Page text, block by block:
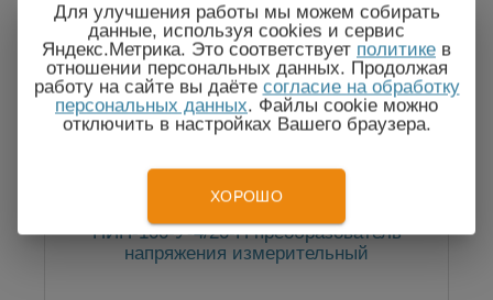
Госреестр
ПИН-100-У-4/20-П преобразователь
напряжения измерительный
Для улучшения работы мы можем собирать
данные, используя cookies и сервис
Яндекс.Метрика. Это соответствует политике в
отношении персональных данных. Продолжая
работу на сайте вы даёте согласие на обработку
персональных данных. Файлы cookie можно
отключить в настройках Вашего браузера.
ХОРОШО